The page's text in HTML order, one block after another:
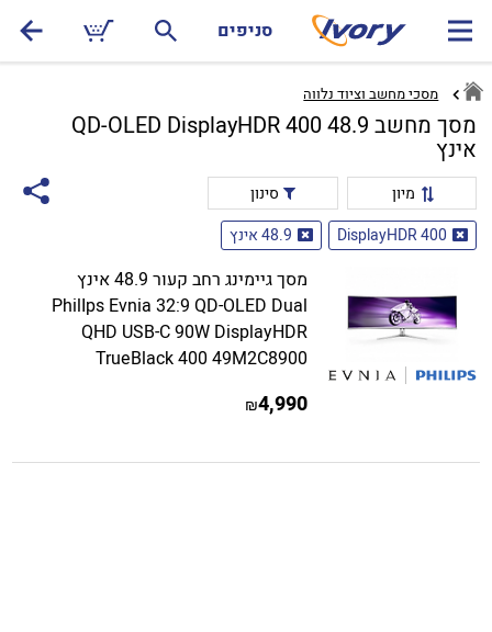
סניפים
מסכי מחשב וציוד נלווה
מסך מחשב QD-OLED DisplayHDR 400 48.9
אינץ
מיון
סינון
DisplayHDR 400
48.9 אינץ
מסך גיימינג רחב קעור 48.9 אינץ
PhilIps Evnia 32:9 QD-OLED Dual
QHD USB-C 90W DisplayHDR
TrueBlack 400 49M2C8900
4,990
₪